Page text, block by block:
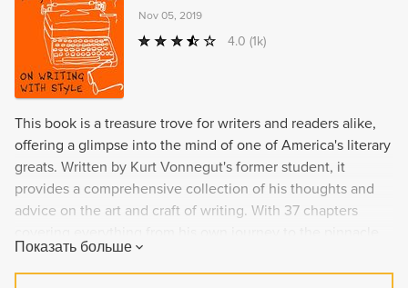
Nov 05, 2019
4.0 (1k)
This book is a treasure trove for writers and readers alike,
offering a glimpse into the mind of one of America's literary
greats. Written by Kurt Vonnegut's former student, it
provides a comprehensive collection of his thoughts and
advice on the art and craft of writing. With 37 chapters
of writing to the ways in which our imaginations can help
us to live, this is an invaluable resource for anyone looking
Показать больше